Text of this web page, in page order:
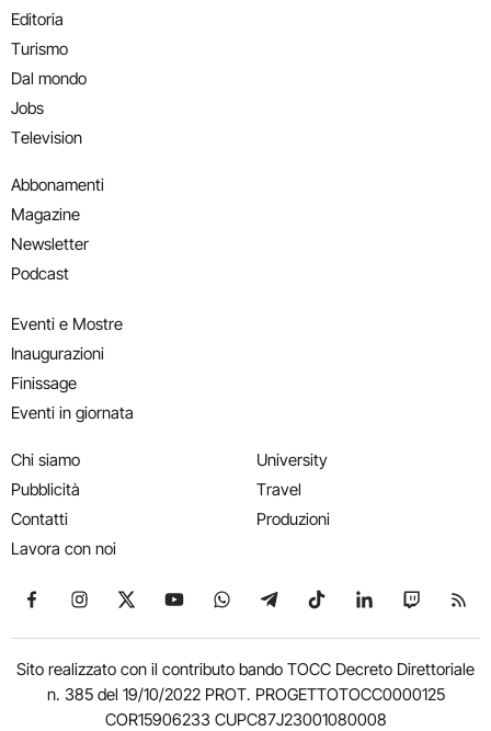
Editoria
Turismo
Dal mondo
Jobs
Television
Abbonamenti
Magazine
Newsletter
Podcast
Eventi e Mostre
Inaugurazioni
Finissage
Eventi in giornata
Chi siamo
Pubblicità
Contatti
Lavora con noi
University
Travel
Produzioni
Seguici su Facebook
Seguici su Instagram
Seguici su X
Seguici su YouTube
Seguici su WhatsApp
Seguici su Telegram
Seguici su TikTok
Seguici su
Seguici
Sito realizzato con il contributo bando TOCC Decreto Direttoriale
n. 385 del 19/10/2022 PROT. PROGETTOTOCC0000125
COR15906233 CUPC87J23001080008